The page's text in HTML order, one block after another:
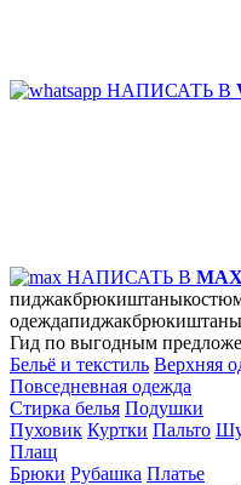
НАПИСАТЬ В
НАПИСАТЬ В MAX
пиджакбрюкиштаны
одеждапиджакбрюкиштаны
Гид по выгодным
Бельё и текстиль Верхняя
Повседневная одежда
Стирка белья Подушки
Пуховик Куртки Пальто
Плащ
Брюки Рубашка Платье